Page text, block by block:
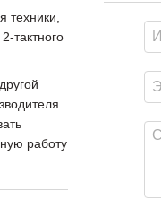
техники,
тактного
работу